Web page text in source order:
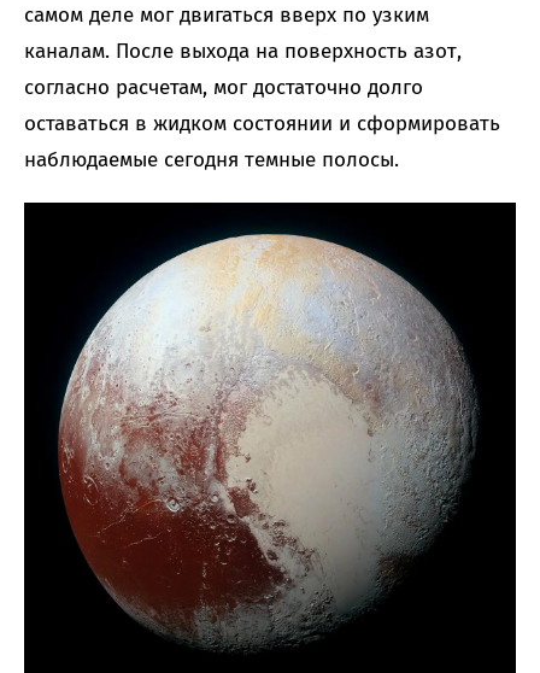
самом деле мог двигаться вверх по узким
каналам. После выхода на поверхность азот,
согласно расчетам, мог достаточно долго
оставаться в жидком состоянии и сформировать
наблюдаемые сегодня темные полосы.